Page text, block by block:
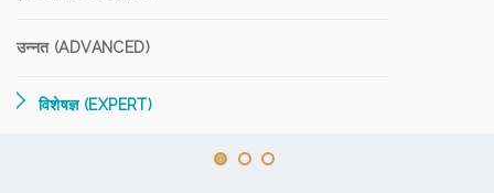
उन्नत (ADVANCED)
विशेषज्ञ (EXPERT)